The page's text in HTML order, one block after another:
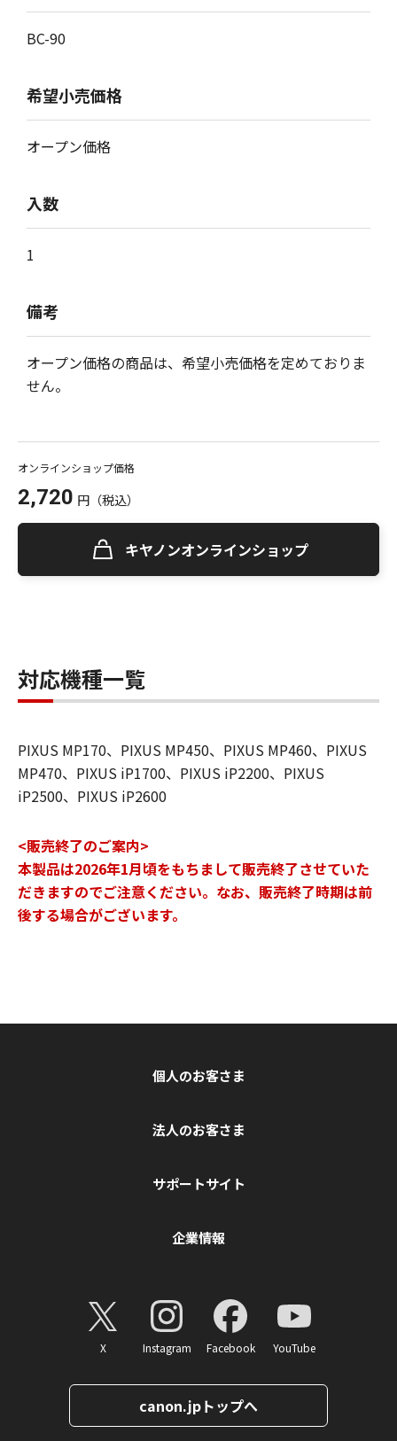
BC-90
希望小売価格
オープン価格
入数
1
備考
オープン価格の商品は、希望小売価格を定めておりま
せん。
オンラインショップ価格
2,720 円 （税込）
キヤノンオンラインショップ
対応機種一覧
PIXUS MP170、PIXUS MP450、PIXUS MP460、PIXUS
MP470、PIXUS iP1700、PIXUS iP2200、PIXUS
iP2500、PIXUS iP2600
<販売終了のご案内>
本製品は2026年1月頃をもちまして販売終了させていた
だきますのでご注意ください。なお、販売終了時期は前
後する場合がございます。
個人のお客さま
法人のお客さま
サポートサイト
企業情報
X Instagram Facebook YouTube
canon.jpトップへ